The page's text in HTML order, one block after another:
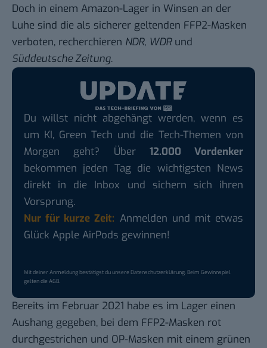
Doch in einem Amazon-Lager in Winsen an der
Luhe sind die als sicherer geltenden FFP2-Masken
verboten, recherchieren NDR, WDRund
Süddeutsche Zeitung.
Du willst nicht abgehängt werden, wenn es
um KI, Green Tech und die Tech-Themen von
Morgen geht? Über 12.000 Vordenker
bekommen jeden Tag die wichtigsten News
direkt in die Inbox und sichern sich ihren
Vorsprung.
Nur für kurze Zeit: Anmelden und mit etwas
Glück Apple AirPods gewinnen!
Mit deiner Anmeldung bestätigst du unsereDatenschutzerklärung. Beim Gewinnspiel
gelten dieAGB.
Bereits im Februar 2021 habe es im Lager einen
Aushang gegeben, bei dem FFP2-Masken rot
durchgestrichen und OP-Masken mit einem grünen